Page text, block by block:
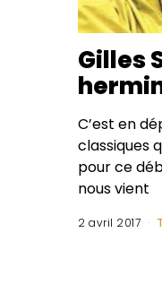
Gilles
C’est en
classiques
pour ce
nous vient
2 avril 2017